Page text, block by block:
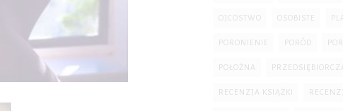
OJCOSTWO OSOBISTE
PORONIENIE PORÓD
POŁOŻNA
RECENZJA KSIĄŻKI